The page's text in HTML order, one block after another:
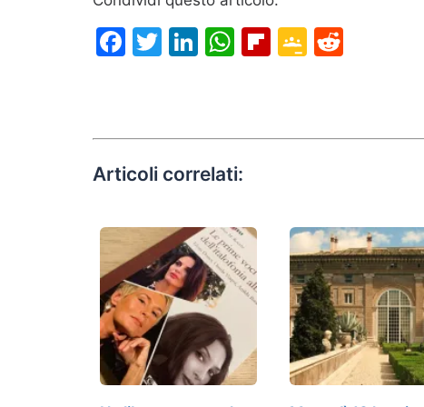
Facebook
Twitter
LinkedIn
WhatsApp
Flipboard
Google
Articoli correlati: